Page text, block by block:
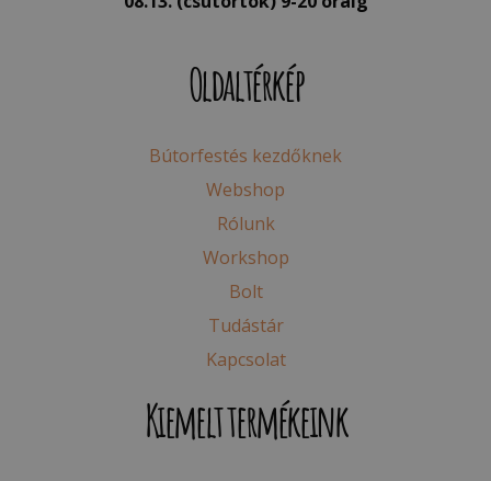
Oldaltérkép
Bútorfestés kezdőknek
Webshop
Rólunk
Workshop
Bolt
Tudástár
Kapcsolat
Kiemelt termékeink